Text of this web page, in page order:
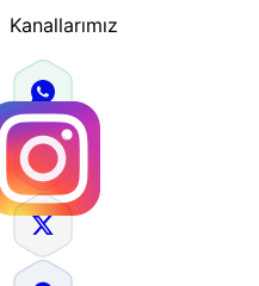
Kanallarımız